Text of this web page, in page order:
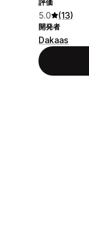
評価
5.0 (13)
開発者
Dakaas